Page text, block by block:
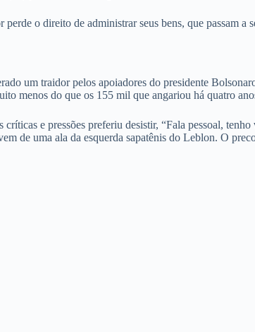
o direito de administrar seus bens, que passam
um traidor pelos apoiadores do presidente
menos do que os 155 mil que angariou há quatro
e pressões preferiu desistir, “Fala pessoal,
de uma ala da esquerda sapatênis do Leblon. O